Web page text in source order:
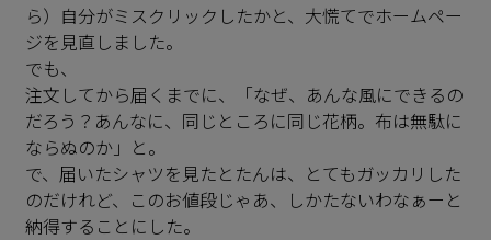
ら）自分がミスクリックしたかと、大慌てでホームペー
ジを見直しました。
でも、
注文してから届くまでに、「なぜ、あんな風にできるの
だろう？あんなに、同じところに同じ花柄。布は無駄に
ならぬのか」と。
で、届いたシャツを見たとたんは、とてもガッカリした
のだけれど、このお値段じゃあ、しかたないわなぁーと
納得することにした。